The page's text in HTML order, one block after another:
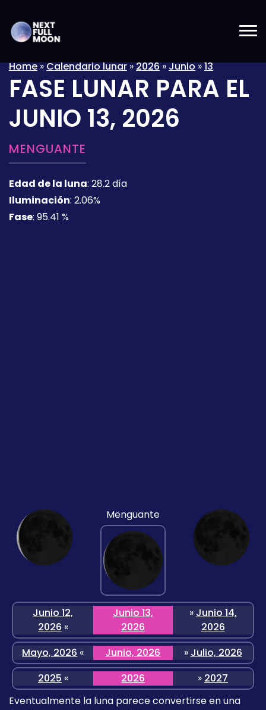
Home»Calendario lunar»2026»Junio»13
FASE LUNAR PARA EL
JUNIO 13, 2026
MENGUANTE
Edad de la luna: 28.2 día
Iluminación: 2.06%
Fase: 95.41 %
Menguante
Junio 12,
2026 «
Junio 13,
2026
» Junio 14,
2026
Mayo, 2026 « Junio, 2026 » Julio, 2026
2025 « 2026 » 2027
Eventualmente la luna parece convertirse en una